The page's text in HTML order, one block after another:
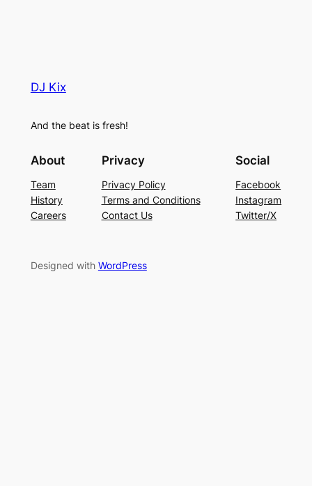
DJ Kix
And the beat is fresh!
About
Team
History
Careers
Privacy
Privacy Policy
Terms and Conditions
Contact Us
Social
Facebook
Instagram
Twitter/X
Designed with WordPress